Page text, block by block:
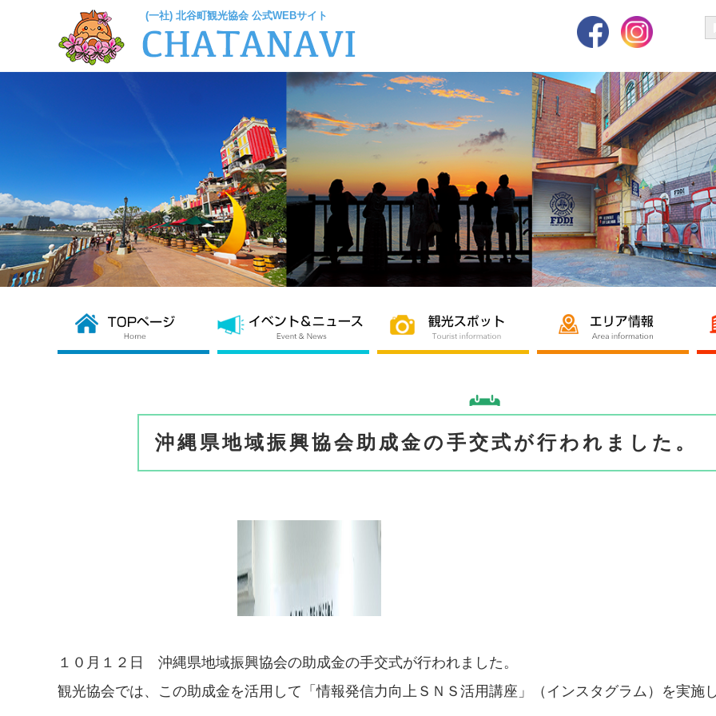
(一社) 北谷町観光協会 公式WEBサイト
沖縄県地域振興協会助成金の手交式が行われました。
１０月１２日 沖縄県地域振興協会の助成金の手交式が行われました。
観光協会では、この助成金を活用して「情報発信力向上ＳＮＳ活用講座」（インスタグラム）を実施